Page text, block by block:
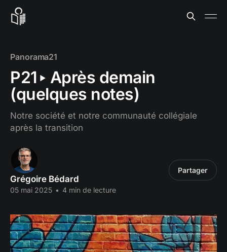
Panorama21
P21‣ Après demain
(quelques notes)
Notre société et notre communauté collégiale
après la transition
Grégoire Bédard
05 mai 2025 • 4 min de lecture
Partager